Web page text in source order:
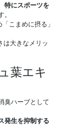
特にスポーツを
。
こまめに摂る」
は大きなメリッ
葉エキ
臭ハーブとして
発生を抑制する